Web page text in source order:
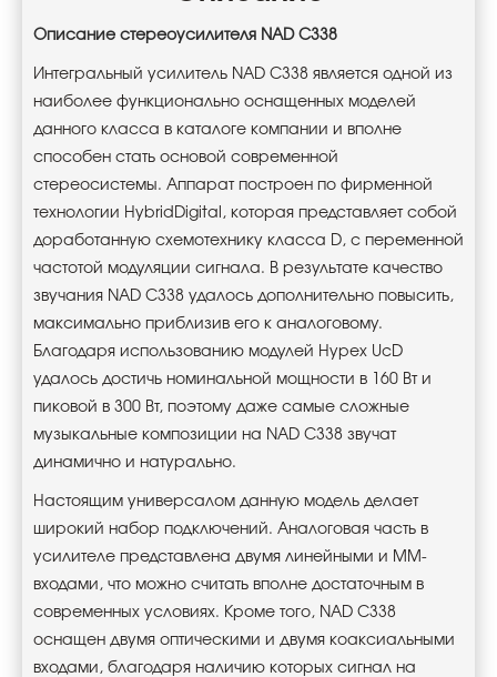
Описание стереоусилителя NAD C338
Интегральный усилитель NAD C338 является одной из
наиболее функционально оснащенных моделей
данного класса в каталоге компании и вполне
способен стать основой современной
стереосистемы. Аппарат построен по фирменной
технологии HybridDigital, которая представляет собой
доработанную схемотехнику класса D, с переменной
частотой модуляции сигнала. В результате качество
звучания NAD C338 удалось дополнительно повысить,
максимально приблизив его к аналоговому.
Благодаря использованию модулей Hypex UcD
удалось достичь номинальной мощности в 160 Вт и
пиковой в 300 Вт, поэтому даже самые сложные
музыкальные композиции на NAD C338 звучат
динамично и натурально.
Настоящим универсалом данную модель делает
широкий набор подключений. Аналоговая часть в
усилителе представлена двумя линейными и MM-
входами, что можно считать вполне достаточным в
современных условиях. Кроме того, NAD C338
оснащен двумя оптическими и двумя коаксиальными
входами, благодаря наличию которых сигнал на